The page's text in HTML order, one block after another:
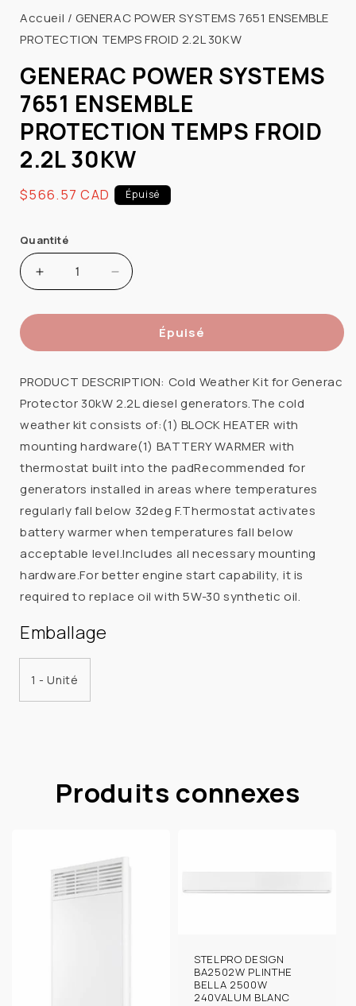
1
dans
fenêtre
modale
Accueil /GENERAC POWER SYSTEMS 7651 ENSEMBLE
PROTECTION TEMPS FROID 2.2L 30KW
GENERAC POWER SYSTEMS
7651 ENSEMBLE
PROTECTION TEMPS FROID
2.2L 30KW
Prix
$566.57 CAD Épuisé
Quantité
Augmenter
quantité
GENERAC
POWER
7651
ENSEMBLE
PROTECTION
TEMPS
FROID
2.2L
30KW
Réduire
quantité
GENERAC
POWER
7651
ENSEMBLE
PROTECTION
TEMPS
FROID
2.2L
30KW
Épuisé
PRODUCT DESCRIPTION: Cold Weather Kit for Generac
Protector 30kW 2.2L diesel generators.The cold
weather kit consists of:(1) BLOCK HEATER with
mounting hardware(1) BATTERY WARMER with
thermostat built into the padRecommended for
generators installed in areas where temperatures
regularly fall below 32deg F.Thermostat activates
battery warmer when temperatures fall below
acceptable level.Includes all necessary mounting
hardware.For better engine start capability, it is
required to replace oil with 5W-30 synthetic oil.
Emballage
1 - Unité
Produits connexes
STELPRO DESIGN
BA2502W PLINTHE
BELLA 2500W
240VALUM BLANC